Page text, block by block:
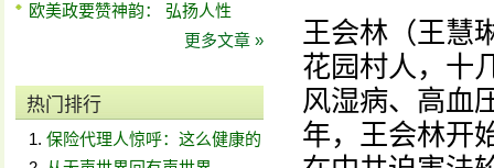
欧美政要赞神韵： 弘扬人性
更多文章 »
热门排行
保险代理人惊呼：这么健康的
王会林（王慧
花园村人，十
风湿病、高血
年，王会林开